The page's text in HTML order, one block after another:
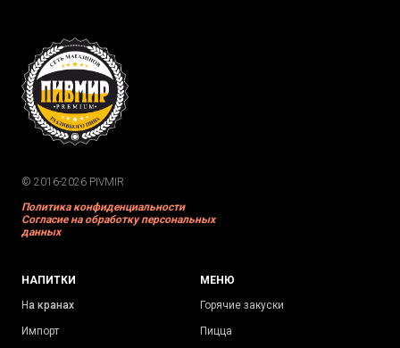
© 2016-2026 PIVMIR
Политика конфиденциальности
Согласие на обработку персональных
данных
НАПИТКИ
На кранах
Импорт
МЕНЮ
Горячие закуски
Пицца